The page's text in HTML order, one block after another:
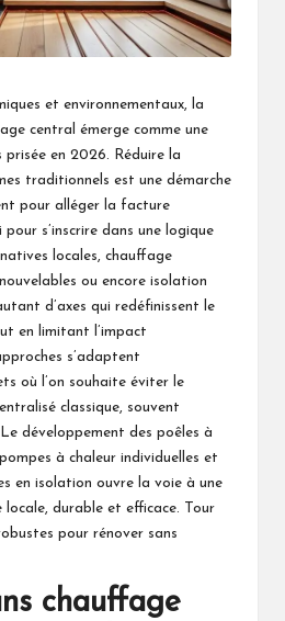
et environnementaux, la
central émerge comme une
prisée en 2026. Réduire la
traditionnels est une démarche
pour alléger la facture
s’inscrire dans une logique
locales, chauffage
ou encore isolation
d’axes qui redéfinissent le
en limitant l’impact
s’adaptent
où l’on souhaite éviter le
classique, souvent
développement des poêles à
à chaleur individuelles et
en isolation ouvre la voie à une
durable et efficace. Tour
pour rénover sans
chauffage